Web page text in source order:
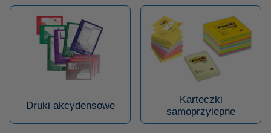
Druki akcydensowe
Karteczki
samoprzylepne